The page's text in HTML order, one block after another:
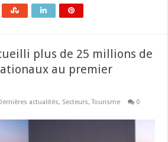
plus de 25 millions de
au premier
actualités, Secteurs,Tourisme
0